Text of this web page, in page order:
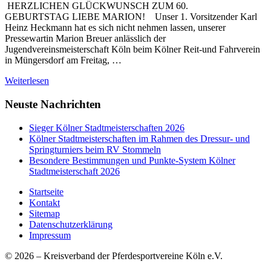
HERZLICHEN GLÜCKWUNSCH ZUM 60.
GEBURTSTAG LIEBE MARION! Unser 1. Vorsitzender Karl
Heinz Heckmann hat es sich nicht nehmen lassen, unserer
Pressewartin Marion Breuer anlässlich der
Jugendvereinsmeisterschaft Köln beim Kölner Reit-und Fahrverein
in Müngersdorf am Freitag, …
Weiterlesen
Neuste Nachrichten
Sieger Kölner Stadtmeisterschaften 2026
Kölner Stadtmeisterschaften im Rahmen des Dressur- und
Springturniers beim RV Stommeln
Besondere Bestimmungen und Punkte-System Kölner
Stadtmeisterschaft 2026
Startseite
Kontakt
Sitemap
Datenschutzerklärung
Impressum
© 2026 – Kreisverband der Pferdesportvereine Köln e.V.